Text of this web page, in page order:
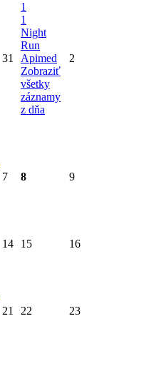
31
1
1
Night
Run
Apimed
Zobraziť
všetky
záznamy
z dňa
2
7 8 9
14 15
16
21 22 23